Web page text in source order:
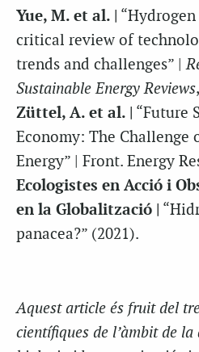
Yue, M. et al. |
critical review of
trends and challenges” |
Sustainable Energy Reviews
Züttel, A. et al. |
“Future
Economy: The Challenge
Energy” | Front. Energy
Ecologistes en Acció i
en la Globalització |
panacea?” (2021).
Aquest article és fruit del
científiques de l’àmbit de